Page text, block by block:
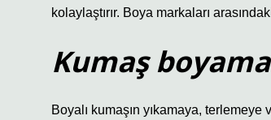
kolaylaştırır. Boya markaları
Kumaş
Boyalı kumaşın yıkamaya, terlemeye